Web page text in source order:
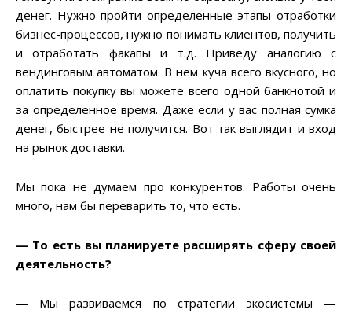
денег. Нужно пройти определенные этапы отработки
бизнес-процессов, нужно понимать клиентов, получить
и отработать факапы и т.д. Приведу аналогию с
вендинговым автоматом. В нем куча всего вкусного, но
оплатить покупку вы можете всего одной банкнотой и
за определенное время. Даже если у вас полная сумка
денег, быстрее не получится. Вот так выглядит и вход
на рынок доставки.
Мы пока не думаем про конкурентов. Работы очень
много, нам бы переварить то, что есть.
— То есть вы планируете расширять сферу своей
деятельность?
— Мы развиваемся по стратегии экосистемы —